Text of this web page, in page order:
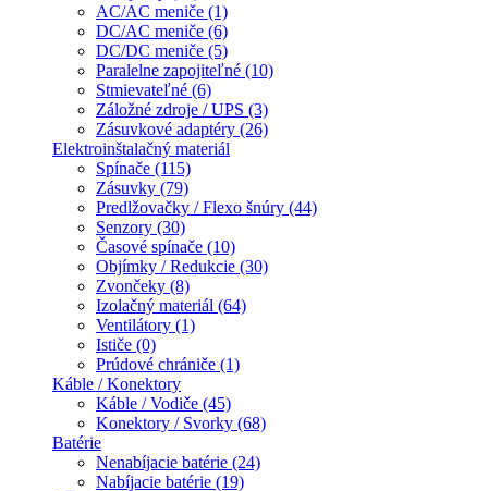
AC/AC meniče (1)
DC/AC meniče (6)
DC/DC meniče (5)
Paralelne zapojiteľné (10)
Stmievateľné (6)
Záložné zdroje / UPS (3)
Zásuvkové adaptéry (26)
Elektroinštalačný materiál
Spínače (115)
Zásuvky (79)
Predlžovačky / Flexo šnúry (44)
Senzory (30)
Časové spínače (10)
Objímky / Redukcie (30)
Zvončeky (8)
Izolačný materiál (64)
Ventilátory (1)
Ističe (0)
Prúdové chrániče (1)
Káble / Konektory
Káble / Vodiče (45)
Konektory / Svorky (68)
Batérie
Nenabíjacie batérie (24)
Nabíjacie batérie (19)